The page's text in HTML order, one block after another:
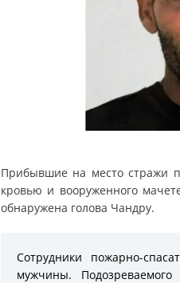
Прибывшие на место стражи
кровью и вооруженного
обнаружена голова Чандру.
Сотрудники пожарно-
мужчины.